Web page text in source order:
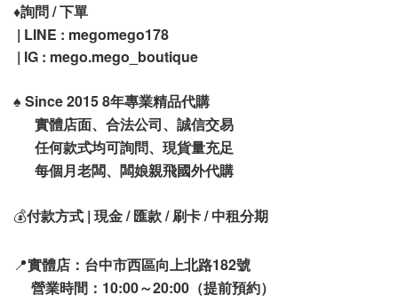
♦️詢問 / 下單
| LINE : megomego178
| IG : mego.mego_boutique
♠️ Since 2015 8年專業精品代購
實體店面、合法公司、誠信交易
任何款式均可詢問、現貨量充足
每個月老闆、闆娘親飛國外代購
💰付款方式 | 現金 / 匯款 / 刷卡 / 中租分期
📍實體店：台中市西區向上北路182號
營業時間：10:00～20:00（提前預約）